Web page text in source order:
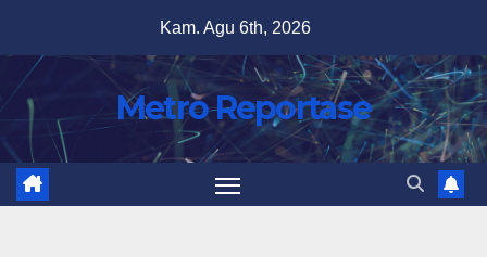
content
Kam. Agu 6th, 2026
Metro Reportase